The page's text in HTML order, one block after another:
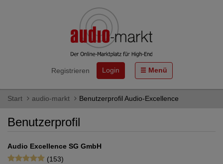
Registrieren Login Menü
Start audio-markt Benutzerprofil Audio-Excellence
Benutzerprofil
Audio Excellence SG GmbH
(153)